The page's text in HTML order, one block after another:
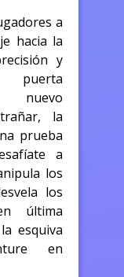
a
hacia la
y
puerta
nuevo
la
prueba
a
los
los
última
esquiva
en